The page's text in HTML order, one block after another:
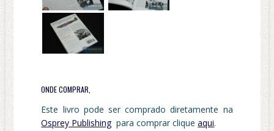
ONDE COMPRAR,
Este livro pode ser comprado diretamente na
Osprey Publishingpara comprar cliqueaqui.